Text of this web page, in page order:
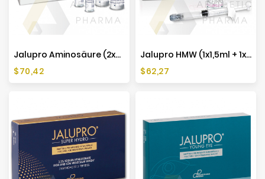
Jalupro Aminosäure (2x3ml Ampullen + 2 Ampullen)
Preis
$70,42
Jalupro HMW (1x1,5ml + 1x1ml)
Preis
$62,27